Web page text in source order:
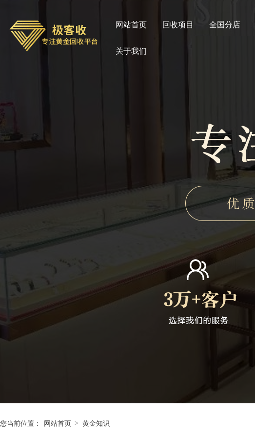
网站首页 回收项目 全国分店
关于我们
您当前位置： 网站首页 > 黄金知识